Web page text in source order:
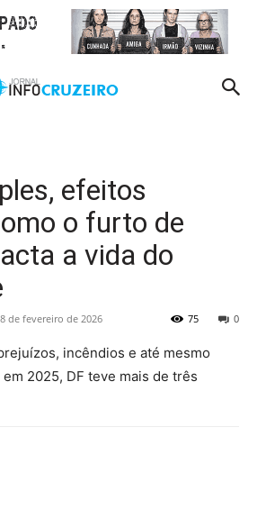
efeitos
o furto de
a vida do
8 de fevereiro de 2026 0
75
incêndios e até mesmo
2025, DF teve mais de três